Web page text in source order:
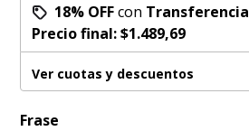
18% OFFcon Transferencia
Precio final:$1.489,69
Ver cuotas y descuentos
Frase